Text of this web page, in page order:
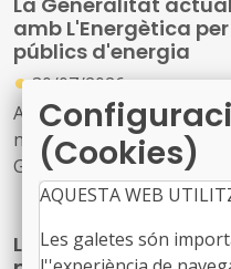
amb L'Energètica
públics d'energia
● 30/07/2026
Acord GOV/198/2026, de
nou model de relació
Generalitat i el seu sector
Públiques de Catalunya,
en l'àmbit de l'energia
La Generalitat crea
(Cookies)
AQUESTA WEB
Les galetes són